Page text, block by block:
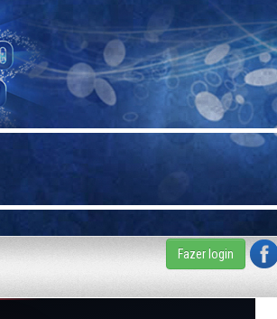
Fazer login